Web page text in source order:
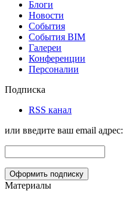
Блоги
Новости
События
События BIM
Галереи
Конференции
Персоналии
Подписка
RSS канал
или введите ваш email адрес:
Материалы